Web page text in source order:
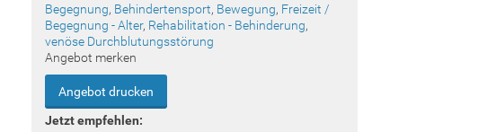
Begegnung, Behindertensport, Bewegung, Freizeit /
Begegnung - Alter, Rehabilitation - Behinderung,
venöse Durchblutungsstörung
Angebot merken
Angebot drucken
Jetzt empfehlen: